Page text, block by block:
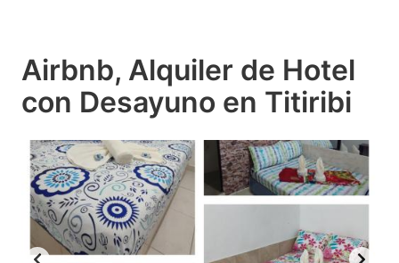
Airbnb, Alquiler de Hotel
con Desayuno en Titiribi